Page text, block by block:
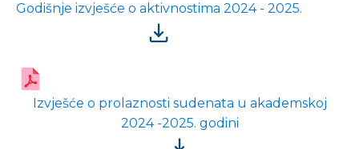
Godišnje izvješće o aktivnostima 2024 - 2025.
Izvješće o prolaznosti sudenata u akademskoj
2024 -2025. godini